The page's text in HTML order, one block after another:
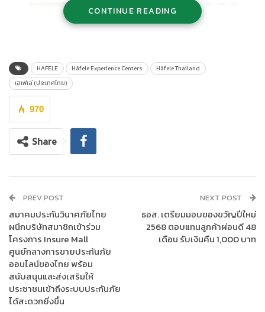
ของคุณภาพ นวัตกรรม และความไว้วางใจในกลุ่มลูกค้าชาวไทย ทั้ง
กลุ่มผู้พัฒนาอสังหาริมทรัพย์ นักออกแบบ สถาปนิก และเจ้าของบ้าน
เราเริ่มดำเนินงานตั้งแต่ปี พ.ศ. 2537 ด้วยพันธกิจในการส่งมอบ
นวัตกรรมจากเยอรมนีและบริการที่เป็นเลิศ ปัจจุบัน เรานำเสนอ
ผลิตภัณฑ์มากกว่า 20,000 รายการ และมีพนักงานที่ทุ่มเทมากกว่า
1,400 คน เฮเฟเล่ ประเทศไทย ยังคงมุ่งมั่นในการให้โซลูชั่นที่ตอบ
สนองความต้องการของพื้นที่ใช้สอยทุกประเภท ตั้งแต่ที่อยู่อาศัย
โรงแรม พื้นที่พักผ่อน ไปจนถึงพื้นที่ทำงาน ภายใต้แนวคิด
‘Maximising the value of space. Together’ เพื่อส่งมอบโซลูชั่นที่
CONTINUE READING
HAFELE Häfele Experience Centers
Häfele Thailand
เฮเฟเล่ (ประเทศไทย)
970
Share
PREV POST
สมาคมประกันวินาศภัยไทย
ผนึกบริษัทสมาชิกเข้าร่วม
โครงการ Insure Mall
ศูนย์กลางการขายประกันภัย
ออนไลน์ของไทย พร้อม
สนับสนุนและส่งเสริมให้
ประชาชนเข้าถึงระบบประกันภัย
ได้สะดวกยิ่งขึ้น
NEXT POST
ธอส. เตรียมมอบของขวัญปีใหม่
2568 ตอบแทนลูกค้าผ่อนดี 48
เดือน รับเงินคืน 1,000 บาท